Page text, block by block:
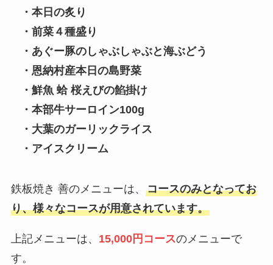
・本日の炙り
・前菜４種盛り
・あぐー豚のしゃぶしゃぶと海ぶどう
・恩納村産本日の島野菜
・鮮魚 蛤 桜えびの餡掛け
・本部牛サーロイン100g
・大葉のガーリックライス
・アイスクリーム
鉄板焼き 善のメニューは、 コースのみとなってお
り、様々なコースが用意されています。
上記メニューは、 15,000円コースのメニューで
す。